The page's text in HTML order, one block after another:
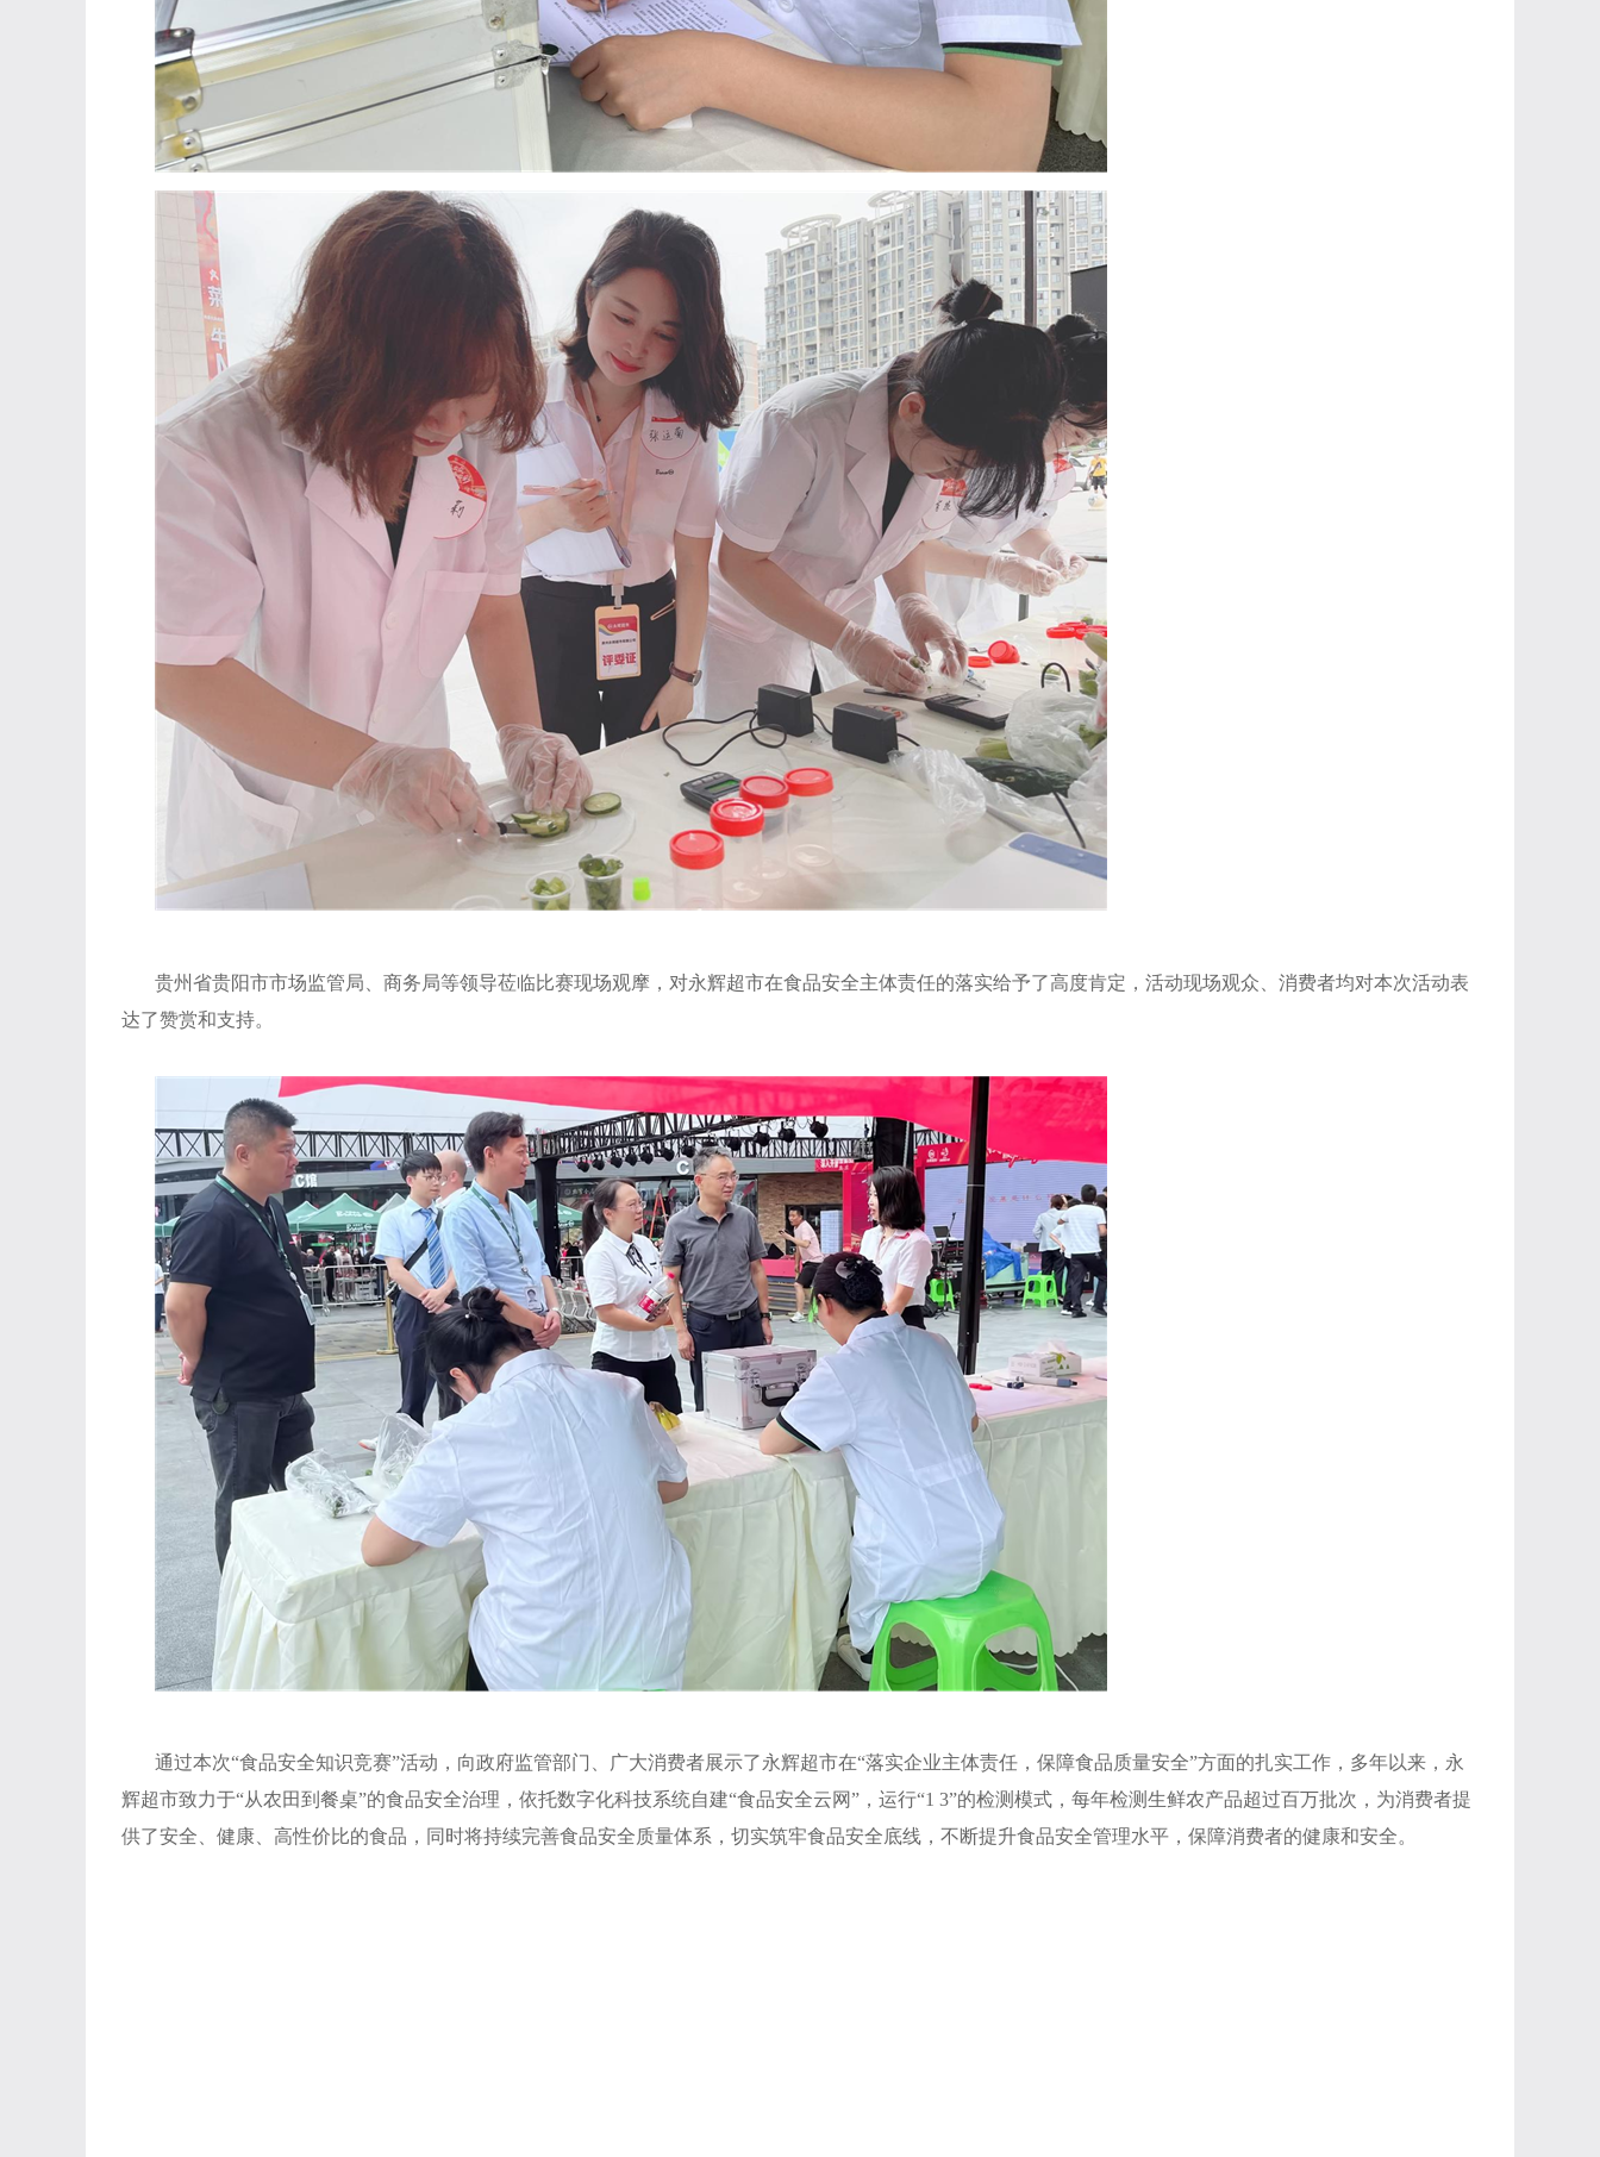
贵州省贵阳市市场监管局、商务局等领导莅临比赛现场观摩，对永辉超市在食品安全主体责任的落实给予了高度肯定，活动现场观众、消费者均对本次活动表
达了赞赏和支持。
通过本次“食品安全知识竞赛”活动，向政府监管部门、广大消费者展示了永辉超市在“落实企业主体责任，保障食品质量安全”方面的扎实工作，多年以来，永
辉超市致力于“从农田到餐桌”的食品安全治理，依托数字化科技系统自建“食品安全云网” ，运行“1 3”的检测模式，每年检测生鲜农产品超过百万批次，为消费者提
供了安全、健康、高性价比的食品，同时将持续完善食品安全质量体系，切实筑牢食品安全底线，不断提升食品安全管理水平，保障消费者的健康和安全。